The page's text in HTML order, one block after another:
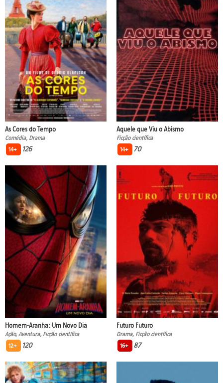
As Cores do Tempo
Comédia, Drama
14+
126
Aquele que Viu o Abismo
Ficção científica
14+
70
Homem-Aranha: Um Novo Dia
Ação, Aventura, Ficção científica
12+
120
Futuro Futuro
Drama, Ficção científica
16+
87